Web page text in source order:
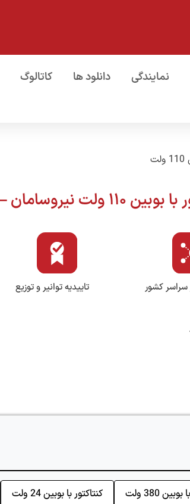
نمایندگی دانلود ها کاتالوگ
و انتخاب مدل مناسب
سراسر کشور تاییدیه توانیر و توزیع
380 ولت کنتاکتور با بوبین 24 ولت